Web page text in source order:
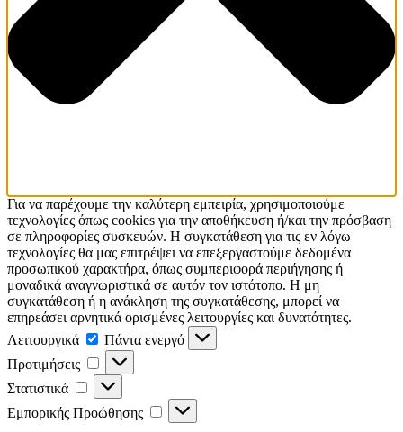
Για να παρέχουμε την καλύτερη εμπειρία, χρησιμοποιούμε
τεχνολογίες όπως cookies για την αποθήκευση ή/και την πρόσβαση
σε πληροφορίες συσκευών. Η συγκατάθεση για τις εν λόγω
τεχνολογίες θα μας επιτρέψει να επεξεργαστούμε δεδομένα
προσωπικού χαρακτήρα, όπως συμπεριφορά περιήγησης ή
μοναδικά αναγνωριστικά σε αυτόν τον ιστότοπο. Η μη
συγκατάθεση ή η ανάκληση της συγκατάθεσης, μπορεί να
επηρεάσει αρνητικά ορισμένες λειτουργίες και δυνατότητες.
Λειτουργικά
Λειτουργικά
Πάντα ενεργό
Προτιμήσεις
Προτιμήσεις
Στατιστικά Στατιστικά
Εμπορικής Προώθησης
Εμπορικής
Προώθησης